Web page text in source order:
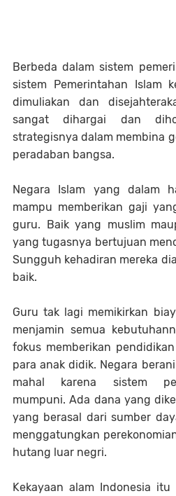
Berbeda dalam sistem
sistem Pemerintahan Islam
dimuliakan dan
sangat dihargai dan
strategisnya dalam membina
peradaban bangsa.
Negara Islam yang dalam
mampu memberikan gaji
guru. Baik yang muslim
yang tugasnya bertujuan
Sungguh kehadiran mereka
baik.
Guru tak lagi memikirkan
menjamin semua
fokus memberikan
para anak didik. Negara
mahal karena sistem
mumpuni. Ada dana yang
yang berasal dari sumber
menggatungkan
hutang luar negri.
Kekayaan alam Indonesia